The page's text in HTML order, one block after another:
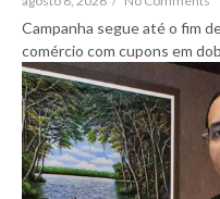
Campanha segue até o fim
comércio com cupons em